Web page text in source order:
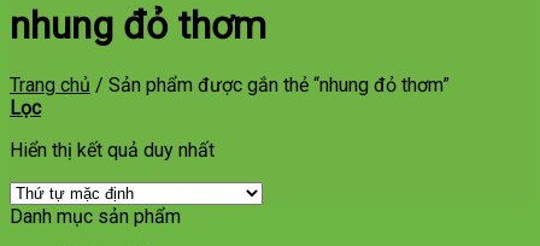
nhung đỏ thơm
Trang chủ / Sản phẩm được gắn thẻ “nhung đỏ thơm”
Lọc
Hiển thị kết quả duy nhất
Danh mục sản phẩm